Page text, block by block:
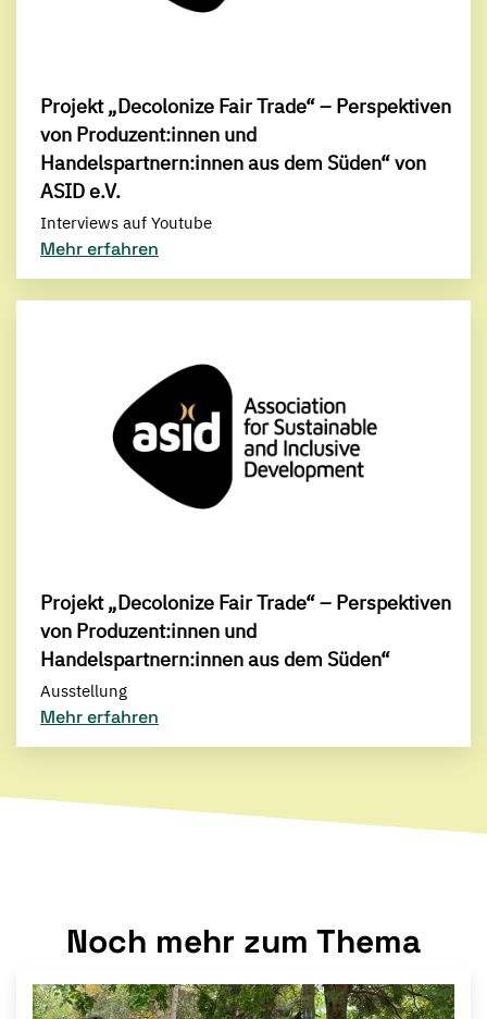
Projekt „Decolonize Fair Trade“ – Perspektiven
von Produzent:innen und
Handelspartnern:innen aus dem Süden“ von
ASID e.V.
Interviews auf Youtube
Mehr erfahren
Projekt „Decolonize Fair Trade“ – Perspektiven
von Produzent:innen und
Handelspartnern:innen aus dem Süden“
Ausstellung
Mehr erfahren
Noch mehr zum Thema